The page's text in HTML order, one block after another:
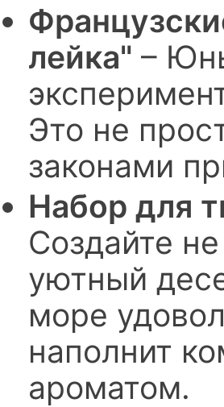
лейка" –
Это не
законами
Набор для
Создайте
уютный
море
наполнит
ароматом.